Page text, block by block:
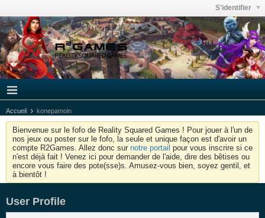
S'identifier
Accueil konepamoin
Bienvenue sur le fofo de Reality Squared Games ! Pour jouer à l'un de
nos jeux ou poster sur le fofo, la seule et unique façon est d'avoir un
compte R2Games. Allez donc sur notre portail pour vous inscrire si ce
n'est déjà fait ! Venez ici pour demander de l'aide, dire des bêtises ou
encore vous faire des pote(sse)s. Amusez-vous bien, soyez gentil, et
à bientôt !
User Profile